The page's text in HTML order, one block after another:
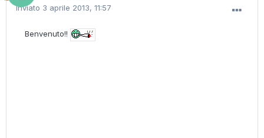
Inviato 3 aprile 2013, 11:57
Benvenuto!!